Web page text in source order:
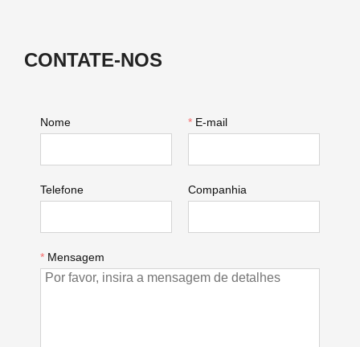
CONTATE-NOS
Nome * E-mail
Telefone Companhia
* Mensagem